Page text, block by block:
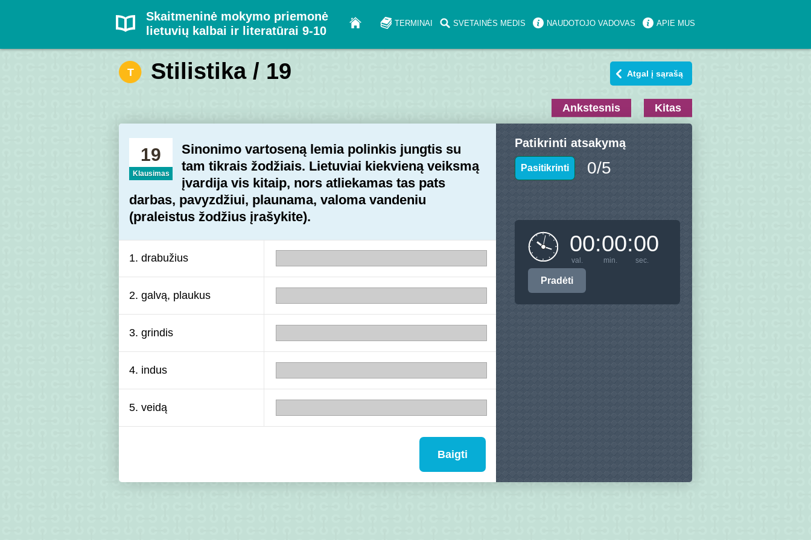
Skaitmeninė mokymo priemonė
lietuvių kalbai ir literatūrai 9-10
TERMINAI SVETAINĖS MEDIS NAUDOTOJO VADOVAS APIE MUS
Atgal į sąrašą
T Stilistika / 19
Kitas
Ankstesnis
19
Klausimas
Sinonimo vartoseną lemia polinkis jungtis su
tam tikrais žodžiais. Lietuviai kiekvieną veiksmą
įvardija vis kitaip, nors atliekamas tas pats
darbas, pavyzdžiui, plaunama, valoma vandeniu
(praleistus žodžius įrašykite).
1. drabužius
2. galvą, plaukus
3. grindis
4. indus
5. veidą
Baigti
Patikrinti atsakymą
Pasitikrinti 0/5
00
val.
:00
min.
:00
sec.
Pradėti